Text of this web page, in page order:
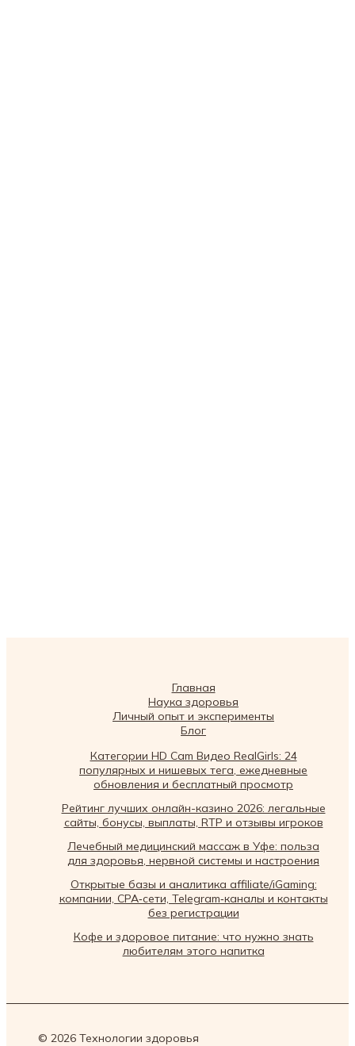
Главная
Наука здоровья
Личный опыт и эксперименты
Блог
Категории HD Cam Видео RealGirls: 24
популярных и нишевых тега, ежедневные
обновления и бесплатный просмотр
Рейтинг лучших онлайн-казино 2026: легальные
сайты, бонусы, выплаты, RTP и отзывы игроков
Лечебный медицинский массаж в Уфе: польза
для здоровья, нервной системы и настроения
Открытые базы и аналитика affiliate/iGaming:
компании, CPA‑сети, Telegram‑каналы и контакты
без регистрации
Кофе и здоровое питание: что нужно знать
любителям этого напитка
© 2026 Технологии здоровья